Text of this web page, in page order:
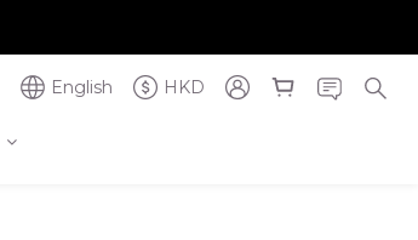
English HKD